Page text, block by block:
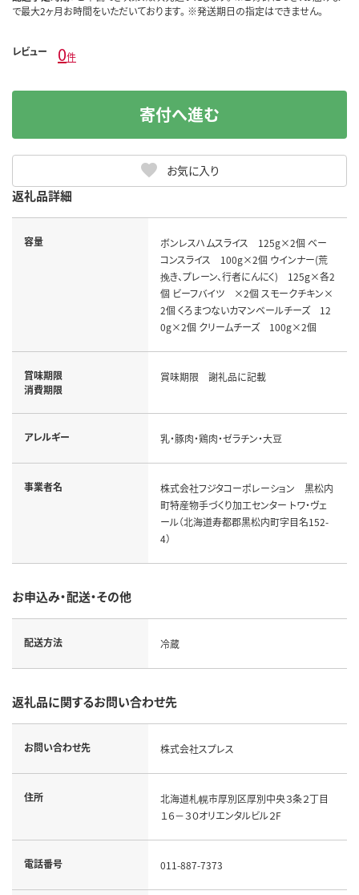
で最大2ヶ月お時間をいただいております。 ※発送期日の指定はできません。
レビュー 0件
お気に入り
寄付へ進む
返礼品詳細
容量
ボンレスハムスライス 125g×2個 ベー
コンスライス 100g×2個 ウインナー(荒
挽き、プレーン、行者にんにく) 125g×各2
個 ビーフバイツ ×2個 スモークチキン×
2個 くろまつないカマンベールチーズ 12
0g×2個 クリームチーズ 100g×2個
賞味期限
消費期限
賞味期限 謝礼品に記載
アレルギー 乳・豚肉・鶏肉・ゼラチン・大豆
事業者名
株式会社フジタコーポレーション 黒松内
町特産物手づくり加工センター トワ・ヴェ
ール（北海道寿都郡黒松内町字目名152-
4）
お申込み・配送・その他
配送方法 冷蔵
返礼品に関するお問い合わせ先
お問い合わせ先 株式会社スプレス
住所
北海道札幌市厚別区厚別中央３条２丁目
１６－３０オリエンタルビル２F
電話番号 011-887-7373